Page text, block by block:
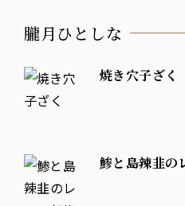
朧月ひとしな
焼き穴子ざく
鯵と島辣韭